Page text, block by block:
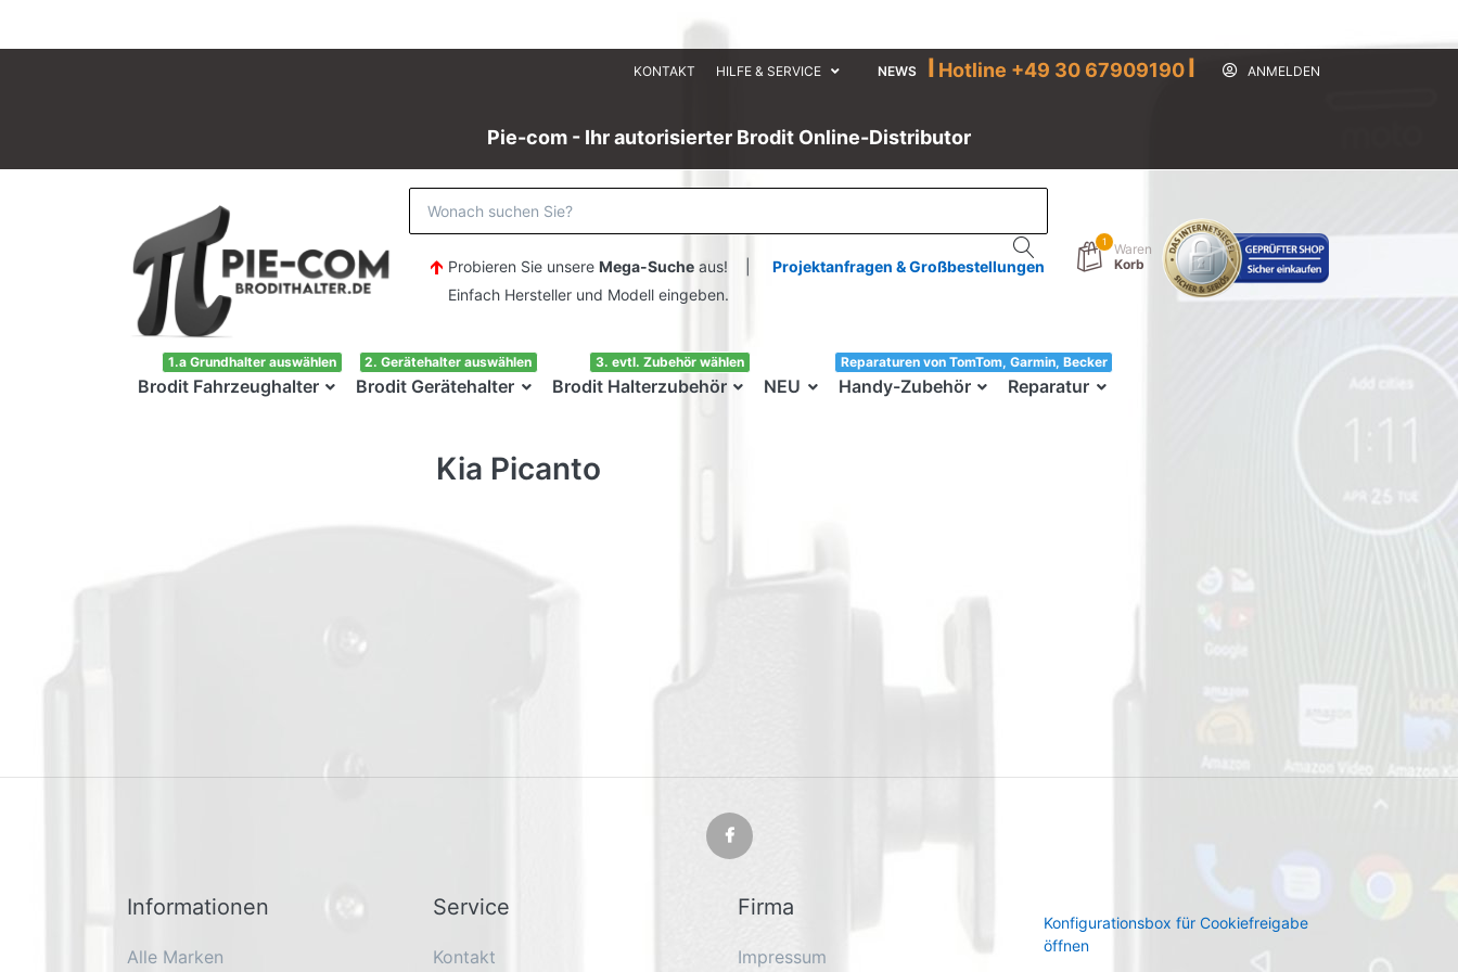
KONTAKT HILFE & SERVICE NEWS I Hotline +49 30 67909190I ANMELDEN
Pie-com - Ihr autorisierter Brodit Online-Distributor
Probieren Sie unsere Mega-Sucheaus! | Projektanfragen & Großbestellungen
Einfach Hersteller und Modell eingeben.
1
Waren
Korb
Brodit Fahrzeughalter
1.a Grundhalter auswählen
Brodit Gerätehalter
2. Gerätehalter auswählen
Brodit Halterzubehör
3. evtl. Zubehör wählen
NEU Handy-Zubehör
33!
Reparatur
Reparaturen von TomTom, Garmin, Becker
Kia Picanto
Informationen
Alle Marken
Service
Kontakt
Firma
Impressum
Konfigurationsbox für Cookiefreigabe
öffnen